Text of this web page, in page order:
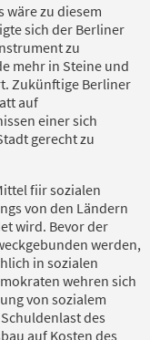
wäre zu diesem
sich der Berliner
zu
mehr in Steine und
Zukünftige Berliner
auf
einer sich
gerecht zu
fiir sozialen
von den Ländern
wird. Bevor der
werden,
in sozialen
wehren sich
von sozialem
des
auf Kosten des